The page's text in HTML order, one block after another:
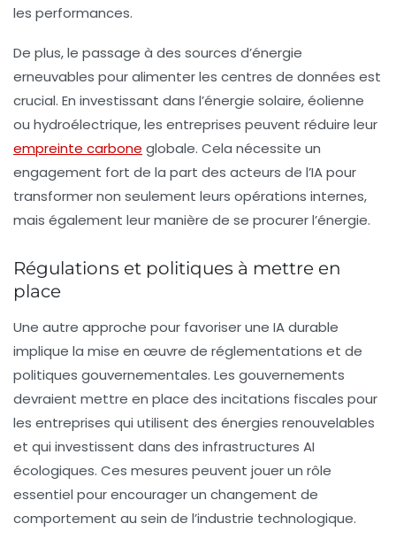
les performances.
De plus, le passage à des sources d’énergie
erneuvables pour alimenter les centres de données est
crucial. En investissant dans l’énergie solaire, éolienne
ou hydroélectrique, les entreprises peuvent réduire leur
empreinte carbone globale. Cela nécessite un
engagement fort de la part des acteurs de l’IA pour
transformer non seulement leurs opérations internes,
mais également leur manière de se procurer l’énergie.
Régulations et politiques à mettre en
place
Une autre approche pour favoriser une IA durable
implique la mise en œuvre de réglementations et de
politiques gouvernementales. Les gouvernements
devraient mettre en place des incitations fiscales pour
les entreprises qui utilisent des énergies renouvelables
et qui investissent dans des infrastructures AI
écologiques. Ces mesures peuvent jouer un rôle
essentiel pour encourager un changement de
comportement au sein de l’industrie technologique.